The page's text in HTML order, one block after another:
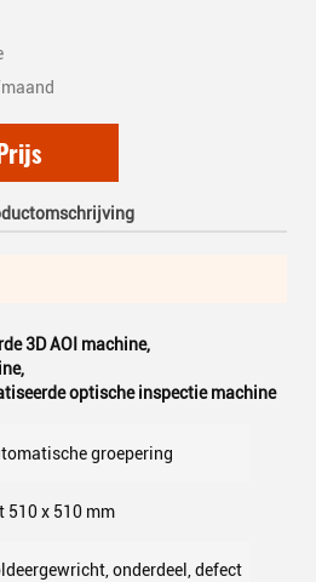
3D AOI machine,
,
optische inspectie machine
groepering
510 x 510 mm
onderdeel, defect